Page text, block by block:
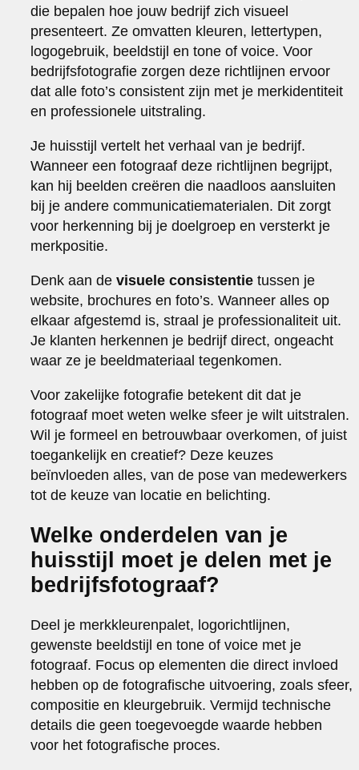
die bepalen hoe jouw bedrijf zich visueel
presenteert. Ze omvatten kleuren, lettertypen,
logogebruik, beeldstijl en tone of voice. Voor
bedrijfsfotografie zorgen deze richtlijnen ervoor
dat alle foto’s consistent zijn met je merkidentiteit
en professionele uitstraling.
Je huisstijl vertelt het verhaal van je bedrijf.
Wanneer een fotograaf deze richtlijnen begrijpt,
kan hij beelden creëren die naadloos aansluiten
bij je andere communicatiematerialen. Dit zorgt
voor herkenning bij je doelgroep en versterkt je
merkpositie.
Denk aan devisuele consistentie tussen je
website, brochures en foto’s. Wanneer alles op
elkaar afgestemd is, straal je professionaliteit uit.
Je klanten herkennen je bedrijf direct, ongeacht
waar ze je beeldmateriaal tegenkomen.
Voor zakelijke fotografie betekent dit dat je
fotograaf moet weten welke sfeer je wilt uitstralen.
Wil je formeel en betrouwbaar overkomen, of juist
toegankelijk en creatief? Deze keuzes
beïnvloeden alles, van de pose van medewerkers
tot de keuze van locatie en belichting.
Welke onderdelen van je
huisstijl moet je delen met je
bedrijfsfotograaf?
Deel je merkkleurenpalet, logorichtlijnen,
gewenste beeldstijl en tone of voice met je
fotograaf. Focus op elementen die direct invloed
hebben op de fotografische uitvoering, zoals sfeer,
compositie en kleurgebruik. Vermijd technische
details die geen toegevoegde waarde hebben
voor het fotografische proces.